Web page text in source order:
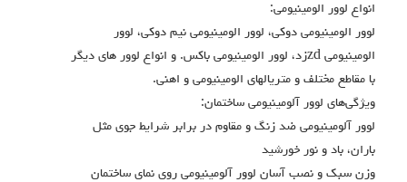
انواع لوور الومينيومي:
لوور الومينيومي دوكي، لوور الومينيومي نيم دوكي، لوور
الومينيومي zdزد، لوور الومينيومي باكس. و انواع لوور هاي ديگر
با مقاطع مختلف و متريالهاي الومينيومي و اهني.
ویژگی‌های لوور آلومینیومی ساختمان:
لوور آلومینیومی ضد زنگ و مقاوم در برابر شرایط جوی مثل
باران، باد و نور خورشید
وزن سبک و نصب آسان لوور آلومینیومی روی نمای ساختمان